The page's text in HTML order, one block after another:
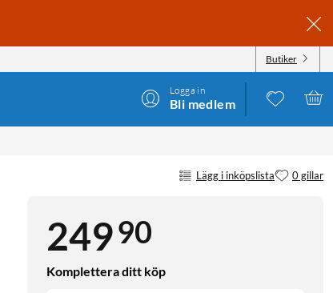
Butiker
Logga in
Bli medlem
Lägg i inköpslista 0 gillar
24990
Komplettera ditt köp